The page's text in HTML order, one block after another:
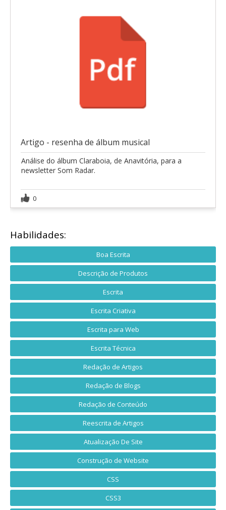
Artigo - resenha de álbum musical
Análise do álbum Claraboia, de Anavitória, para a
newsletter Som Radar.
0
Habilidades:
Boa Escrita
Descrição de Produtos
Escrita
Escrita Criativa
Escrita para Web
Escrita Técnica
Redação de Artigos
Redação de Blogs
Redação de Conteúdo
Reescrita de Artigos
Atualização De Site
Construção de Website
CSS
CSS3